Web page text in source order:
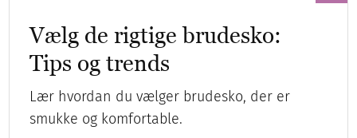
Vælg de rigtige brudesko:
Tips og trends
Lær hvordan du vælger brudesko, der er
smukke og komfortable.